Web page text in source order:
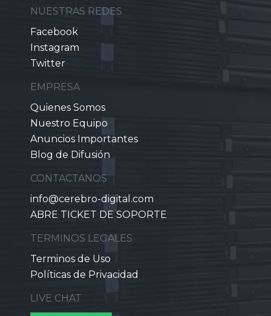
NUESTRAS REDES
Facebook
Instagram
Twitter
EMPRESA
Quienes Somos
Nuestro Equipo
Anuncios Importantes
Blog de Difusión
CONTACTANOS
info@cerebro-digital.com
ABRE TICKET DE SOPORTE
TERMINOS LEGALES
Terminos de Uso
Políticas de Privacidad
LIVE CHAT